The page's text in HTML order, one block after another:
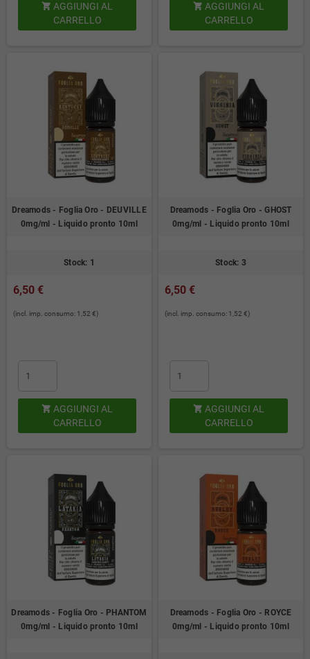
 AGGIUNGI AL
CARRELLO
 AGGIUNGI AL
CARRELLO
Dreamods - Foglia Oro - DEUVILLE
0mg/ml - Liquido pronto 10ml
Stock: 1
6,50 €
(incl. imp. consumo: 1,52 €)
 AGGIUNGI AL
CARRELLO
Dreamods - Foglia Oro - GHOST
0mg/ml - Liquido pronto 10ml
Stock: 3
6,50 €
(incl. imp. consumo: 1,52 €)
 AGGIUNGI AL
CARRELLO
Dreamods - Foglia Oro - PHANTOM
0mg/ml - Liquido pronto 10ml
Dreamods - Foglia Oro - ROYCE
0mg/ml - Liquido pronto 10ml